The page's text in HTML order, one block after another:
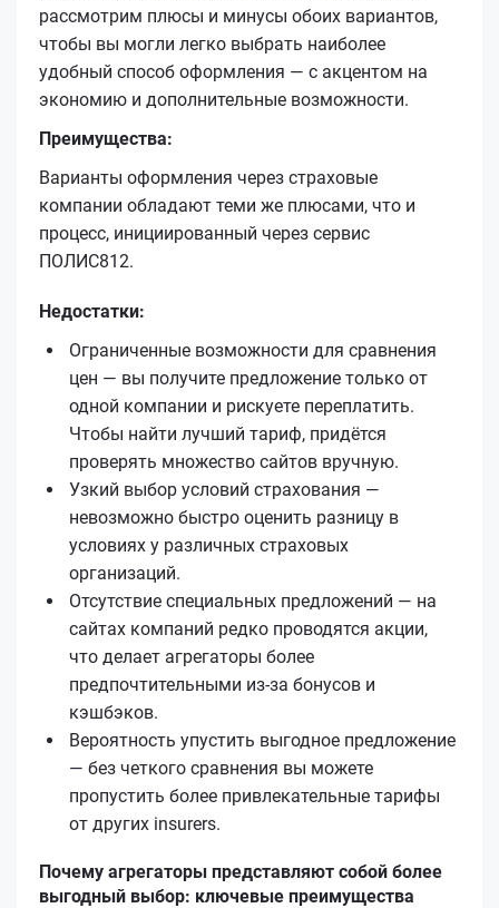
рассмотрим плюсы и минусы обоих вариантов,
чтобы вы могли легко выбрать наиболее
удобный способ оформления — с акцентом на
экономию и дополнительные возможности.
Преимущества:
Варианты оформления через страховые
компании обладают теми же плюсами, что и
процесс, инициированный через сервис
ПОЛИС812.
Недостатки:
Ограниченные возможности для сравнения
цен — вы получите предложение только от
одной компании и рискуете переплатить.
Чтобы найти лучший тариф, придётся
проверять множество сайтов вручную.
Узкий выбор условий страхования —
невозможно быстро оценить разницу в
условиях у различных страховых
организаций.
Отсутствие специальных предложений — на
сайтах компаний редко проводятся акции,
что делает агрегаторы более
предпочтительными из-за бонусов и
кэшбэков.
Вероятность упустить выгодное предложение
— без четкого сравнения вы можете
пропустить более привлекательные тарифы
от других insurers.
Почему агрегаторы представляют собой более
выгодный выбор: ключевые преимущества